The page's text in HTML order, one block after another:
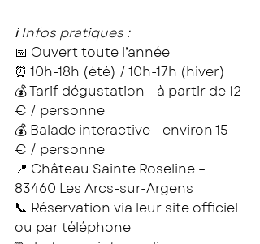
ℹ️ Infos pratiques :
📅 Ouvert toute l’année
⏰ 10h-18h (été) / 10h-17h (hiver)
💰 Tarif dégustation - à partir de 12
€ / personne
💰 Balade interactive - environ 15
€ / personne
📍 Château Sainte Roseline –
83460 Les Arcs-sur-Argens
📞 Réservation via leur site officiel
ou par téléphone